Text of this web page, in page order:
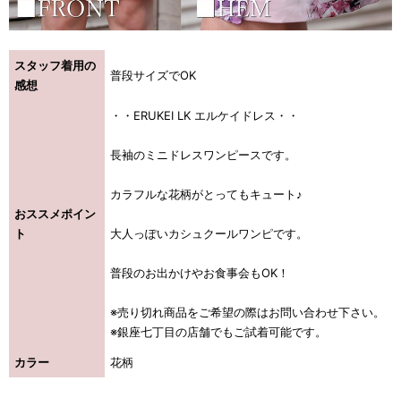
スタッフ着用の
感想
普段サイズでOK
おススメポイン
ト
・・ERUKEI LK エルケイドレス・・
長袖のミニドレスワンピースです。
カラフルな花柄がとってもキュート♪
大人っぽいカシュクールワンピです。
普段のお出かけやお食事会もOK！
※売り切れ商品をご希望の際はお問い合わせ下さい。
※銀座七丁目の店舗でもご試着可能です。
カラー 花柄